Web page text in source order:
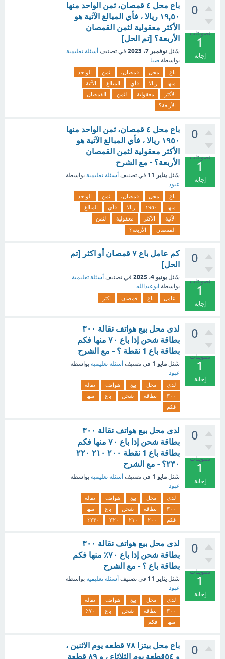
0
تصويتات
1
إجابة
باع محل ٤ قمصان، ثمن الواحد منها
١٩,٥٠ ريالا ، فأي المبالغ الآتية هو
الأكثر معقولية لثمن القمصان
الأربعة؟ [تم الحل]
سُئل نوفمبر 7، 2023 في تصنيف أسئلة تعليمية
بواسطة صبا
باع محل قمصان، ثمن
الواحد
منها
ريالا فأي المبالغ
الآتية
الأكثر
معقولية لثمن
القمصان
الأربعة؟
0
تصويتات
1
إجابة
باع محل ٤ قمصان، ثمن الواحد منها
١٩٥٠ ريالا ، فأي المبالغ الآتية هو
الأكثر معقولية لثمن القمصان
الأربعة؟ - مع الشرح
سُئل يناير 11 في تصنيف أسئلة تعليمية بواسطة
عبود
باع محل قمصان، ثمن
الواحد
منها
١٩٥٠ ريالا فأي
المبالغ
الآتية
الأكثر معقولية
لثمن
القمصان
الأربعة؟
0
تصويتات
1
إجابة
كم عامل باع ٧ قمصان أو اكثر [تم
الحل]
سُئل يونيو 4، 2025 في تصنيف أسئلة تعليمية
بواسطة ابوعبدالله
عامل باع قمصان اكثر
0
تصويتات
1
إجابة
لدى محل بيع هواتف نقالة ٣٠٠
بطاقة شحن إذا باع ٧٠ منها فكم
بطاقة باع 1 نقطة ؟ - مع الشرح
سُئل مايو 1 في تصنيف أسئلة تعليمية بواسطة
عبود
لدى محل بيع هواتف
نقالة
٣٠٠
بطاقة شحن باع
منها
فكم
0
تصويتات
1
إجابة
لدى محل بيع هواتف نقالة ٣٠٠
بطاقة شحن إذا باع ٧٠ منها فكم
بطاقة باع 1 نقطة ٢٠٠ ٢١٠ ٢٢٠
٢٣٠؟ - مع الشرح
سُئل مايو 1 في تصنيف أسئلة تعليمية بواسطة
عبود
لدى محل بيع هواتف
نقالة
٣٠٠
بطاقة شحن باع
منها
فكم
٢٠٠ ٢١٠ ٢٢٠ ٢٣٠؟
0
تصويتات
1
إجابة
لدى محل بيع هواتف نقالة ٣٠٠
بطاقة شحن إذا باع ٧٠٪ منها فكم
بطاقة باع ؟ - مع الشرح
سُئل يناير 11 في تصنيف أسئلة تعليمية بواسطة
عبود
لدى محل بيع هواتف
نقالة
٣٠٠
بطاقة شحن باع
٧٠٪
منها
فكم
0
باع محل بيتزا ٧٨ قطعه يوم الاثنين ،
و ٥٤قطعة يوم الثلاثاء ، و ٨٩ قطعة